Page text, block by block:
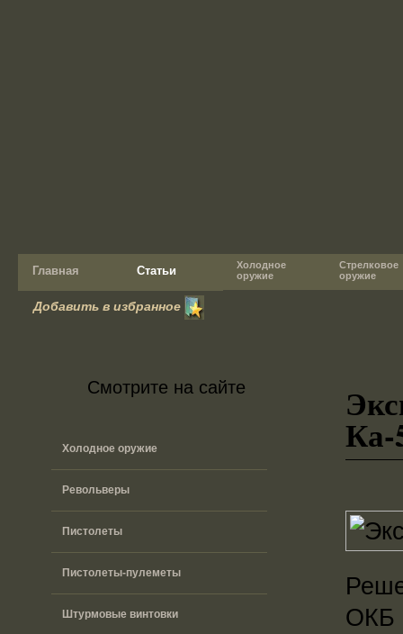
Главная Статьи
Холодное
оружие
Стрелковое
оружие
Добавить в избранное
Смотрите на сайте
Холодное оружие
Револьверы
Пистолеты
Пистолеты-пулеметы
Штурмовые винтовки
Ка-
ОКБ